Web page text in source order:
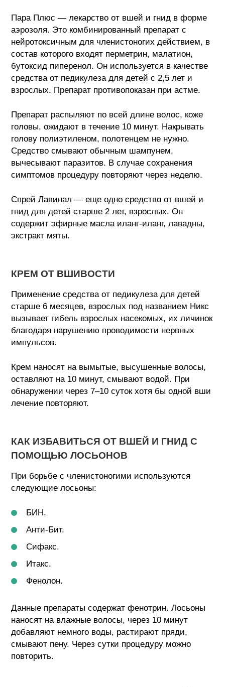
Пара Плюс — лекарство от вшей и гнид в форме
аэрозоля. Это комбинированный препарат с
нейротоксичным для членистоногих действием, в
состав которого входят перметрин, малатион,
бутоксид пиперенол. Он используется в качестве
средства от педикулеза для детей с 2,5 лет и
взрослых. Препарат противопоказан при астме.
Препарат распыляют по всей длине волос, коже
головы, ожидают в течение 10 минут. Накрывать
голову полиэтиленом, полотенцем не нужно.
Средство смывают обычным шампунем,
вычесывают паразитов. В случае сохранения
симптомов процедуру повторяют через неделю.
Спрей Лавинал — еще одно средство от вшей и
гнид для детей старше 2 лет, взрослых. Он
содержит эфирные масла иланг-иланг, лавадны,
экстракт мяты.
КРЕМ ОТ ВШИВОСТИ
Применение средства от педикулеза для детей
старше 6 месяцев, взрослых под названием Никс
вызывает гибель взрослых насекомых, их личинок
благодаря нарушению проводимости нервных
импульсов.
Крем наносят на вымытые, высушенные волосы,
оставляют на 10 минут, смывают водой. При
обнаружении через 7–10 суток хотя бы одной вши
лечение повторяют.
КАК ИЗБАВИТЬСЯ ОТ ВШЕЙ И ГНИД С
ПОМОЩЬЮ ЛОСЬОНОВ
При борьбе с членистоногими используются
следующие лосьоны:
БИН.
Анти-Бит.
Сифакс.
Итакс.
Фенолон.
Данные препараты содержат фенотрин. Лосьоны
наносят на влажные волосы, через 10 минут
добавляют немного воды, растирают пряди,
смывают пену. Через сутки процедуру можно
повторить.